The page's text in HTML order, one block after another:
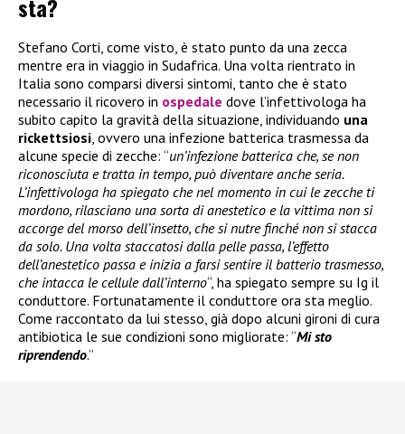
sta?
Stefano Corti, come visto, è stato punto da una zecca
mentre era in viaggio in Sudafrica. Una volta rientrato in
Italia sono comparsi diversi sintomi, tanto che è stato
necessario il ricovero in ospedale dove l’infettivologa ha
subito capito la gravità della situazione, individuando una
rickettsiosi, ovvero una infezione batterica trasmessa da
alcune specie di zecche: “un’infezione batterica che, se non
riconosciuta e tratta in tempo, può diventare anche seria.
L’infettivologa ha spiegato che nel momento in cui le zecche ti
mordono, rilasciano una sorta di anestetico e la vittima non si
accorge del morso dell’insetto, che si nutre finché non si stacca
da solo. Una volta staccatosi dalla pelle passa, l’effetto
dell’anestetico passa e inizia a farsi sentire il batterio trasmesso,
che intacca le cellule dall’interno“, ha spiegato sempre su Ig il
conduttore. Fortunatamente il conduttore ora sta meglio.
Come raccontato da lui stesso, già dopo alcuni gironi di cura
antibiotica le sue condizioni sono migliorate: “Mi sto
riprendendo.”